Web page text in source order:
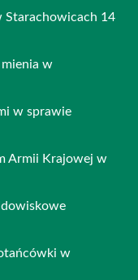
Starachowicach 14
w
w sprawie
Armii Krajowej w
w